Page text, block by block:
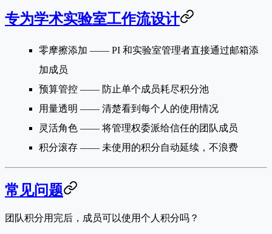
专为学术实验室工作流设计
零摩擦添加 —— PI 和实验室管理者直接通过邮箱添
加成员
预算管控 —— 防止单个成员耗尽积分池
用量透明 —— 清楚看到每个人的使用情况
灵活角色 —— 将管理权委派给信任的团队成员
积分滚存 —— 未使用的积分自动延续，不浪费
常见问题
团队积分用完后，成员可以使用个人积分吗？